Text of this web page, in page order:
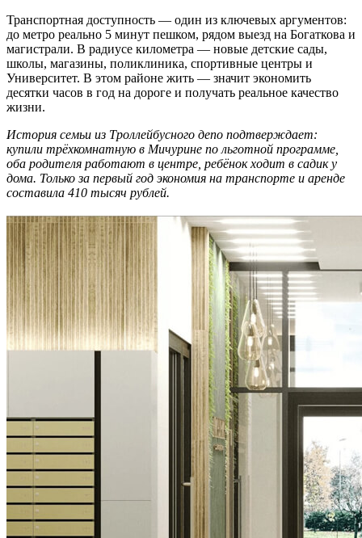
Транспортная доступность — один из ключевых аргументов:
до метро реально 5 минут пешком, рядом выезд на Богаткова и
магистрали. В радиусе километра — новые детские сады,
школы, магазины, поликлиника, спортивные центры и
Университет. В этом районе жить — значит экономить
десятки часов в год на дороге и получать реальное качество
жизни.
История семьи из Троллейбусного депо подтверждает:
купили трёхкомнатную в Мичурине по льготной программе,
оба родителя работают в центре, ребёнок ходит в садик у
дома. Только за первый год экономия на транспорте и аренде
составила 410 тысяч рублей.